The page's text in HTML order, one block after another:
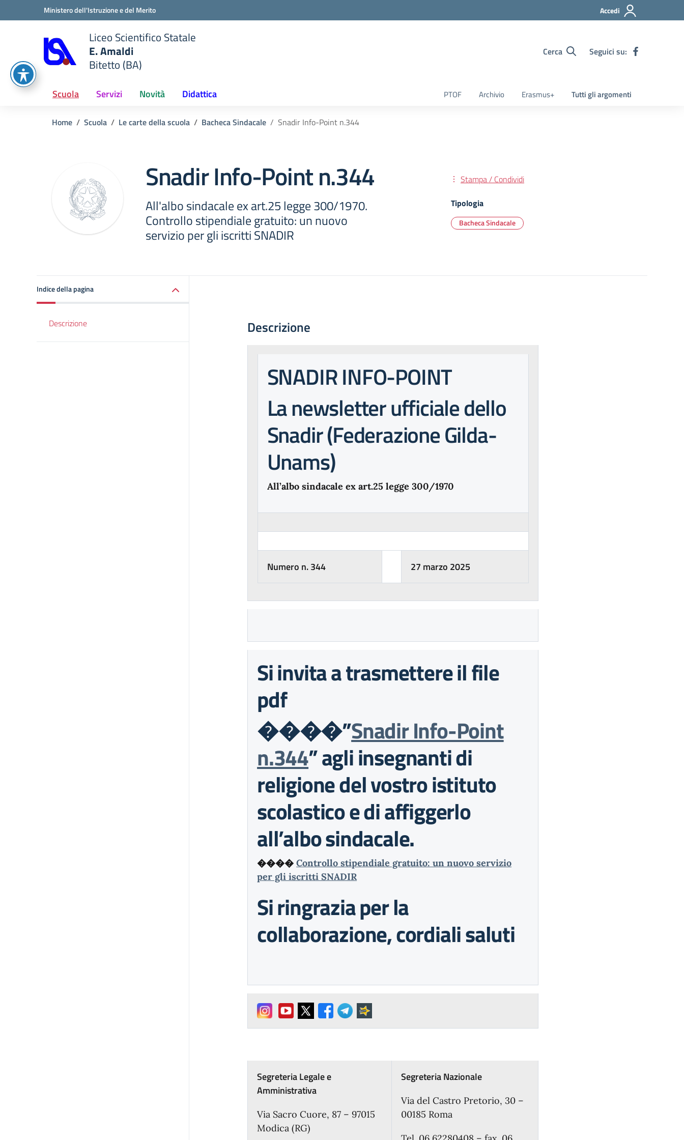
Vai ai contenuti
Vai al menu di navigazioneMinistero dell'Istruzione e del Merito Accedi
scuola
Liceo Scientifico Statale
E. Amaldi
Bitetto (BA)
Cerca Seguici su:
Scuola Servizi Novità Didattica PTOF Archivio Erasmus+ Tutti gli argomenti
Home Scuola Le carte della scuola Bacheca Sindacale Snadir Info-Point n.344
Snadir Info-Point n.344
All'albo sindacale ex art.25 legge 300/1970.
Controllo stipendiale gratuito: un nuovo
servizio per gli iscritti SNADIR
Stampa / Condividi
Tipologia
Bacheca Sindacale
Indice della pagina
Descrizione Descrizione
SNADIR INFO-POINT
La newsletter ufficiale dello
Snadir (Federazione Gilda-
Unams)
All’albo sindacale ex art.25 legge 300/1970
Numero n. 344 27 marzo 2025
Si invita a trasmettere il file
pdf
����”Snadir Info-Point
n.344” agli insegnanti di
religione del vostro istituto
scolastico e di affiggerlo
all’albo sindacale.
����Controllo stipendiale gratuito: un nuovo servizio
per gli iscritti SNADIR
Si ringrazia per la
collaborazione, cordiali saluti
Segreteria Legale e
Amministrativa
Via Sacro Cuore, 87 – 97015
Modica (RG)
Segreteria Nazionale
Via del Castro Pretorio, 30 –
00185 Roma